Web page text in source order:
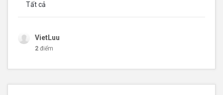
Tất cả
VietLuu
2 điểm